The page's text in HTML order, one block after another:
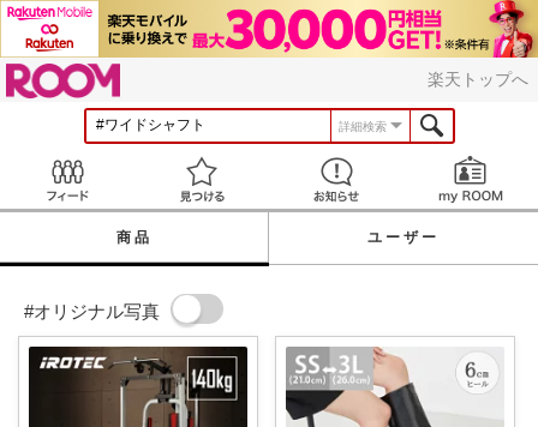
楽天トップへ
詳細検索
見つける お知らせ
商品 ユーザー
#オリジナル写真